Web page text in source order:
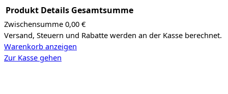
Produkte
im
Produkt Details Gesamtsumme
Zwischensumme 0,00 €
Versand, Steuern und Rabatte werden an der Kasse berechnet.
Warenkorb anzeigen
Zur Kasse gehen